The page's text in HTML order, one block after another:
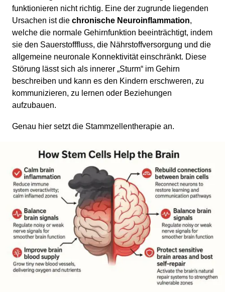
funktionieren nicht richtig. Eine der zugrunde liegenden
Ursachen ist die chronische Neuroinflammation,
welche die normale Gehirnfunktion beeinträchtigt, indem
sie den Sauerstofffluss, die Nährstoffversorgung und die
allgemeine neuronale Konnektivität einschränkt. Diese
Störung lässt sich als innerer „Sturm“ im Gehirn
beschreiben und kann es den Kindern erschweren, zu
kommunizieren, zu lernen oder Beziehungen
aufzubauen.
Genau hier setzt die Stammzellentherapie an.